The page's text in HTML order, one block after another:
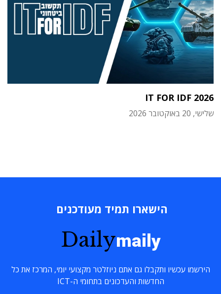
IT FOR IDF 2026
שלישי, 20 באוקטובר 2026
הישארו תמיד מעודכנים
Dailymaily
הירשמו עכשיו ותקבלו גם אתם ניוזלטר מקצועי יומי, המרכז את כל
החדשות והעדכונים בתחומי ה-ICT